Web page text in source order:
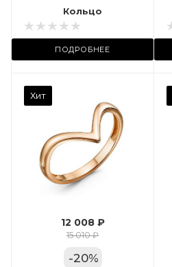
Кольцо
ПОДРОБНЕЕ
Местоположение:
ТРЦ «Арена»
Хит
12 008 ₽
15 010 ₽
-20%
Вес драгметалла
Марка (бренд)
Дельта
Фианит
Цвет золота
КРАС